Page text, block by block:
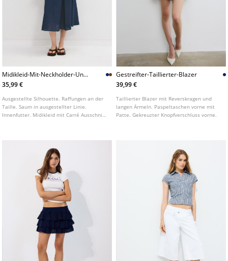
Midikleid-Mit-Neckholder-Und-
Perlenbesatz
35,99 €
Ausgestellte Silhouette. Raffungen an der
Taille. Saum in ausgestellter Linie.
Innenfutter. Midikleid mit Carré Ausschnitt
Gestreifter-Taillierter-Blazer
39,99 €
Taillierter Blazer mit Reverskragen und
langen Ärmeln. Paspeltaschen vorne mit
Patte. Gekreuzter Knopfverschluss vorne.